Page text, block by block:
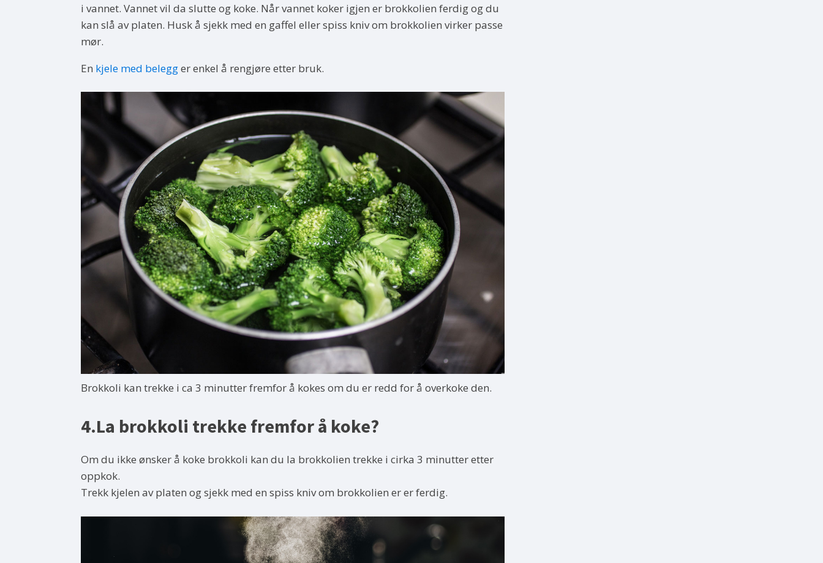
i vannet. Vannet vil da slutte og koke. Når vannet koker igjen er brokkolien ferdig og du
kan slå av platen. Husk å sjekk med en gaffel eller spiss kniv om brokkolien virker passe
mør.
En kjele med belegger enkel å rengjøre etter bruk.
Brokkoli kan trekke i ca 3 minutter fremfor å kokes om du er redd for å overkoke den.
4.La brokkoli trekke fremfor å koke?
Om du ikke ønsker å koke brokkoli kan du la brokkolien trekke i cirka 3 minutter etter
oppkok.
Trekk kjelen av platen og sjekk med en spiss kniv om brokkolien er er ferdig.